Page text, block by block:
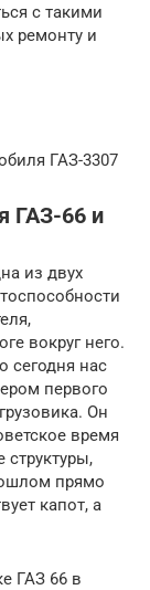
с такими
ремонту и
ГАЗ-3307
ГАЗ-66 и
из двух
вокруг него.
сегодня нас
первого
Он
время
прямо
капот, а
ГАЗ 66 в